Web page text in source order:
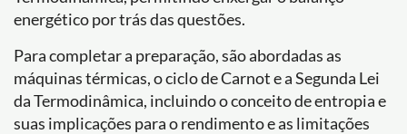
energético por trás das questões.
Para completar a preparação, são abordadas as
máquinas térmicas, o ciclo de Carnot e a Segunda Lei
da Termodinâmica, incluindo o conceito de entropia e
suas implicações para o rendimento e as limitações